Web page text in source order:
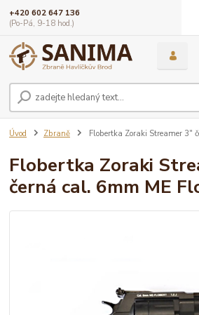
+420 602 647 136
(Po-Pá, 9-18 hod.)
Úvod Zbraně Flobertka Zoraki Streamer 3"
Flobertka Zoraki
černá cal. 6mm ME